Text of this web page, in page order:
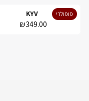
פופולרי KYV
₪349.00